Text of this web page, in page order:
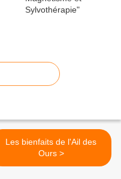
Les bienfaits de l'Ail des
Ours >